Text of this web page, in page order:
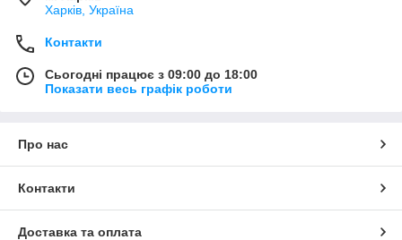
Харків, Україна
Контакти
Сьогодні працює з 09:00 до 18:00
Показати весь графік роботи
Про нас
Контакти
Доставка та оплата